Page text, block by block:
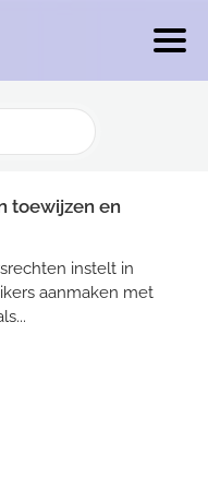
toewijzen en
instelt in
aanmaken met